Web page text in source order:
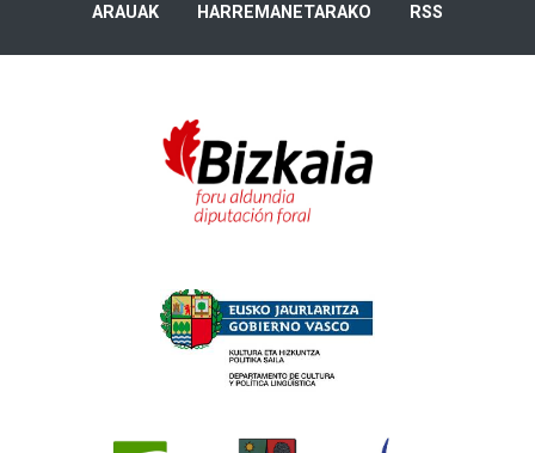
ARAUAK HARREMANETARAKO RSS